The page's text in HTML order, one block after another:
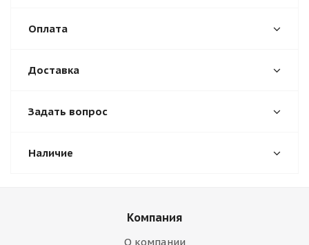
Оплата
Доставка
Задать вопрос
Наличие
Компания
О компании